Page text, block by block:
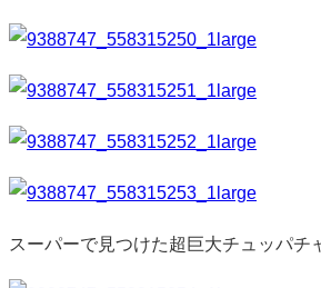
スーパーで見つけた超巨大チュッパチ